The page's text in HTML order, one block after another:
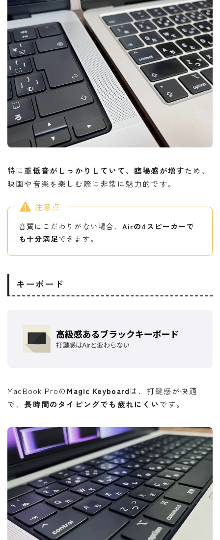
特に 重低音がしっかりしていて、臨場感が増すため、
映画や音楽を楽しむ際に非常に魅力的です。
注意点
音質にこだわりがない場合、 Airの4スピーカーで
も十分満足できます。
キーボード
MacBook Proの Magic Keyboardは、打鍵感が快適
で、長時間のタイピングでも疲れにくいです。